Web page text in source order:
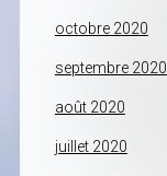
octobre 2020
septembre 2020
août 2020
juillet 2020